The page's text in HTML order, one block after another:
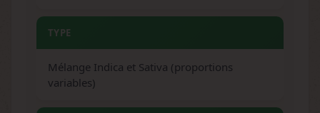
TYPE
Mélange Indica et Sativa (proportions
variables)